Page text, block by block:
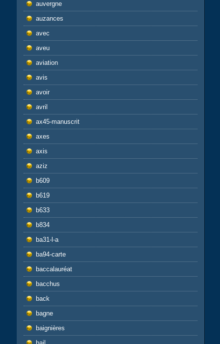
auvergne
auzances
avec
aveu
aviation
avis
avoir
avril
ax45-manuscrit
axes
axis
aziz
b609
b619
b633
b834
ba31-l-a
ba94-carte
baccalauréat
bacchus
back
bagne
baignières